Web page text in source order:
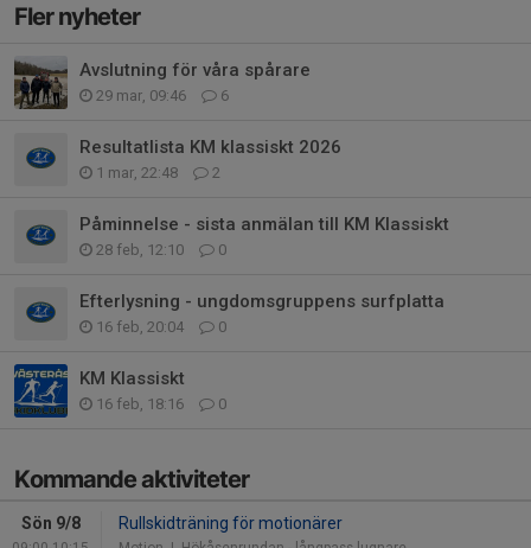
Fler nyheter
Avslutning för våra spårare
29 mar, 09:46 6
Resultatlista KM klassiskt 2026
1 mar, 22:48 2
Påminnelse - sista anmälan till KM Klassiskt
28 feb, 12:10 0
Efterlysning - ungdomsgruppens surfplatta
16 feb, 20:04 0
KM Klassiskt
16 feb, 18:16 0
Kommande aktiviteter
Sön 9/8 Rullskidträning för motionärer